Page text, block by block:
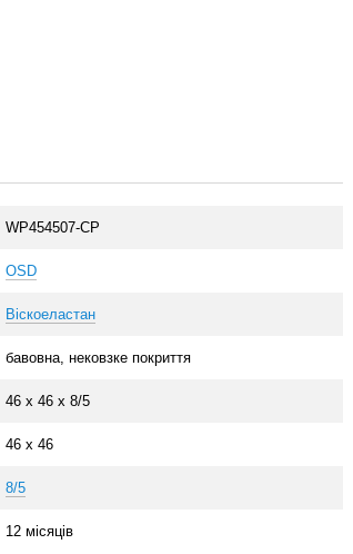
WP454507-CP
OSD
Віскоеластан
бавовна, нековзке покриття
46 х 46 x 8/5
46 х 46
8/5
12 місяців